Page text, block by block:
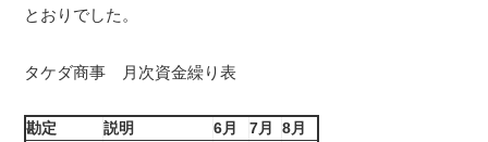
とおりでした。
タケダ商事 月次資金繰り表
勘定 説明 6月 7月
8月